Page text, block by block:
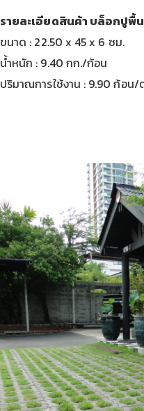
รายละเอียดสินค้า บล็อกปูพื้
ขนาด : 22.50 x 45 x 6 ซม.
น้ำหนัก : 9.40 กก./ก้อน
ปริมาณการใช้งาน : 9.90 ก้อน/